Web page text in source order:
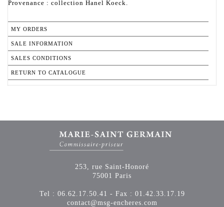
Provenance : collection Hanel Koeck.
MY ORDERS
SALE INFORMATION
SALES CONDITIONS
RETURN TO CATALOGUE
253, rue Saint-Honoré
75001 Paris
Tel : 06.62.17.50.41 - Fax : 01.42.33.17.19
contact@msg-encheres.com